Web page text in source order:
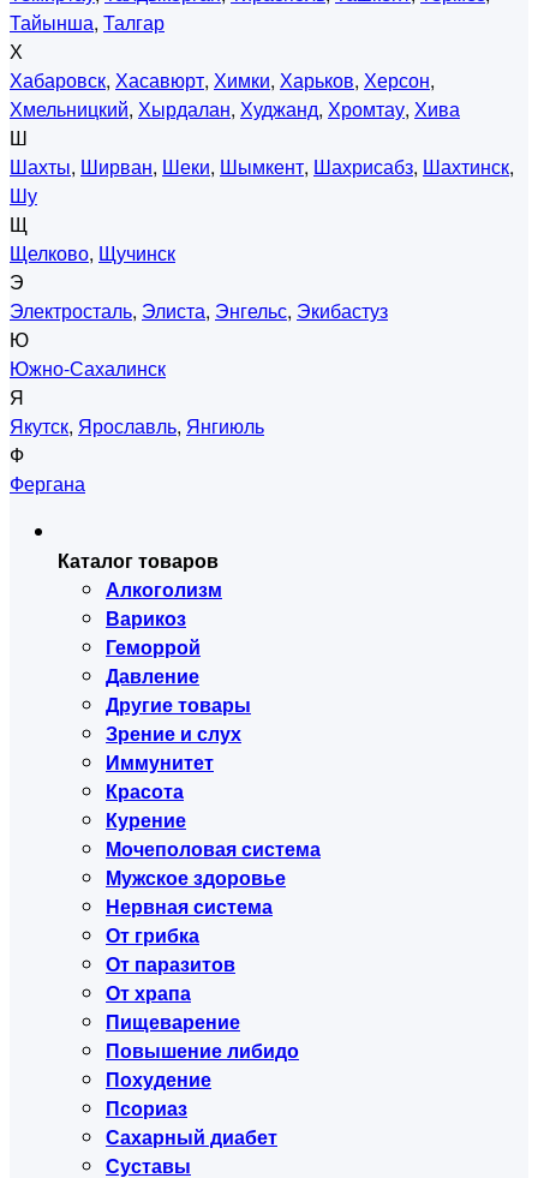
Тайынша, Талгар
Х
Хабаровск, Хасавюрт, Химки, Харьков, Херсон,
Хмельницкий, Хырдалан, Худжанд, Хромтау, Хива
Ш
Шахты, Ширван, Шеки, Шымкент, Шахрисабз, Шахтинск,
Шу
Щ
Щелково, Щучинск
Э
Электросталь, Элиста, Энгельс, Экибастуз
Ю
Южно-Сахалинск
Я
Якутск, Ярославль, Янгиюль
Ф
Фергана
Каталог товаров
Алкоголизм
Варикоз
Геморрой
Давление
Другие товары
Зрение и слух
Иммунитет
Красота
Курение
Мочеполовая система
Мужское здоровье
Нервная система
От грибка
От паразитов
От храпа
Пищеварение
Повышение либидо
Похудение
Псориаз
Сахарный диабет
Суставы